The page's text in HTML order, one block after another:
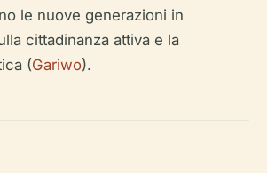
le nuove generazioni in
cittadinanza attiva e la
(Gariwo).